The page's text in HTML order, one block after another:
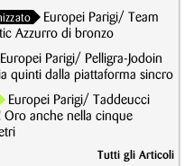
Europei Parigi/ Team
Azzurro di bronzo
Europei Parigi/ Pelligra-Jodoin
quinti dalla piattaforma sincro
Europei Parigi/ Taddeucci
Oro anche nella cinque
Tutti gli Articoli